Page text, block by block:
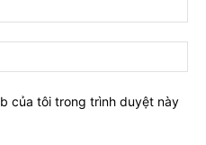
của tôi trong trình duyệt này